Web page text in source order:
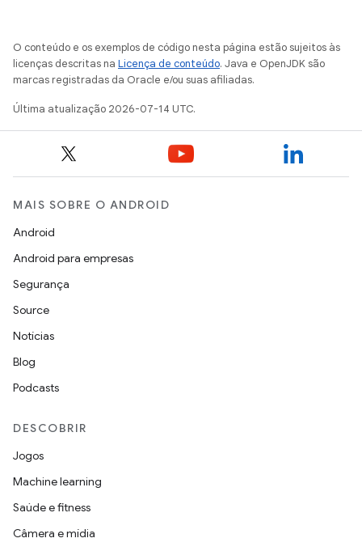
O conteúdo e os exemplos de código nesta página estão sujeitos às
licenças descritas na Licença de conteúdo. Java e OpenJDK são
marcas registradas da Oracle e/ou suas afiliadas.
Última atualização 2026-07-14 UTC.
MAIS SOBRE O ANDROID
Android
Android para empresas
Segurança
Source
Notícias
Blog
Podcasts
DESCOBRIR
Jogos
Machine learning
Saúde e fitness
Câmera e mídia